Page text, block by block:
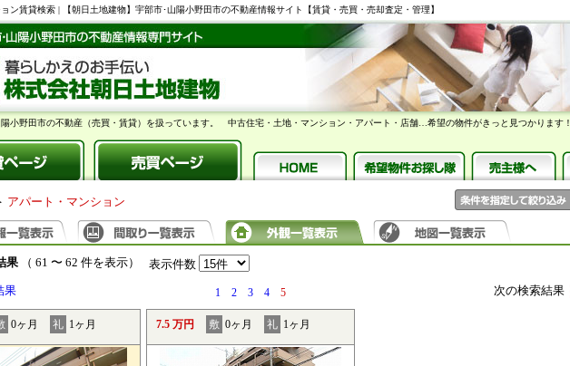
ン賃貸検索 | 【朝日土地建物】宇部市･山陽小野田市の不動産情報サイト【賃貸・売買・売却査定・管理】
小野田市の不動産（売買・賃貸）を扱っています。 中古住宅・土地・マンション・アパート・店舗…希望の物件がきっと見つかります！
アパート・マンション
果（ 61 〜 62 件を表示） 表示件数
果 1 2 3 4 5 次の検索結果
0ヶ月 礼 1ヶ月 7.5 万円 敷 0ヶ月 礼 1ヶ月